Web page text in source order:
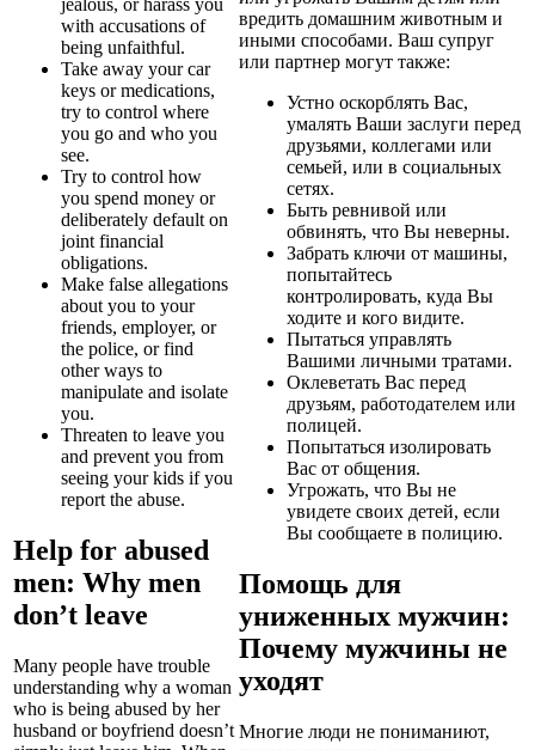
jealous, or harass you
with accusations of
being unfaithful.
Take away your car
keys or medications,
try to control where
you go and who you
see.
Try to control how
you spend money or
deliberately default on
joint financial
obligations.
Make false allegations
about you to your
friends, employer, or
the police, or find
other ways to
manipulate and isolate
you.
Threaten to leave you
and prevent you from
seeing your kids if you
report the abuse.
Help for abused
men: Why men
don’t leave
Many people have trouble
understanding why a woman
who is being abused by her
husband or boyfriend doesn’t
вредить домашним животным и
иными способами. Ваш супруг
или партнер могут также:
Устно оскорблять Вас,
умалять Ваши заслуги перед
друзьями, коллегами или
семьей, или в социальных
сетях.
Быть ревнивой или
обвинять, что Вы неверны.
Забрать ключи от машины,
попытайтесь
контролировать, куда Вы
ходите и кого видите.
Пытаться управлять
Вашими личными тратами.
Оклеветать Вас перед
друзьям, работодателем или
полицей.
Попытаться изолировать
Вас от общения.
Угрожать, что Вы не
увидете своих детей, если
Вы сообщаете в полицию.
Помощь для
униженных мужчин:
Почему мужчины не
уходят
Многие люди не пониманиют,